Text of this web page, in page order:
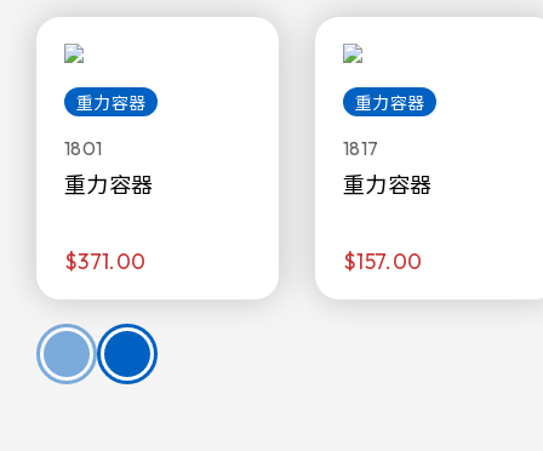
重力容器
1801
重力容器
$371.00
重力容器
1817
重力容器
$157.00